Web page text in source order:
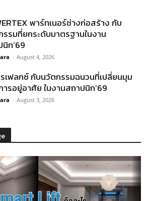
พาร์ทเนอร์ช่างก่อสร้าง กับ
รรมที่ยกระดับมาตรฐานในงาน
ก’69
- August 4, 2026
รเฟลกซ์ กับนวัตกรรมฉนวนที่เปลี่ยนมุม
รอยู่อาศัย ในงานสถาปนิก’69
- August 3, 2026